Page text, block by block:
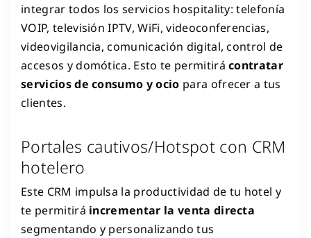
integrar todos los servicios hospitality: telefonía
VOIP, televisión IPTV, WiFi, videoconferencias,
videovigilancia, comunicación digital, control de
accesos y domótica. Esto te permitirácontratar
servicios de consumo y ocio para ofrecer a tus
clientes.
Portales cautivos/Hotspot con CRM
hotelero
Este CRM impulsa la productividad de tu hotel y
te permitirá incrementar la venta directa
segmentando y personalizando tus